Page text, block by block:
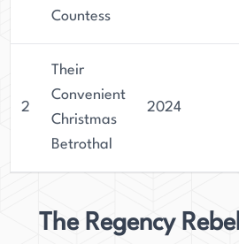
Countess
2
Their
Convenient
Christmas
Betrothal
2024
The Regency